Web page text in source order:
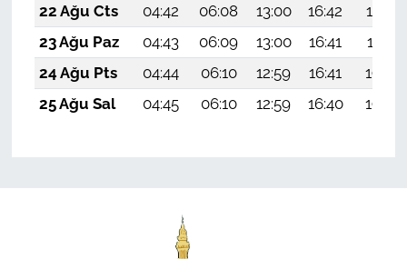
22 Ağu Cts
04:42 06:08 13:00 16:42
19:42
23 Ağu Paz
04:43 06:09 13:00 16:41
19:41
24 Ağu Pts
04:44 06:10 12:59 16:41
19:39
25 Ağu Sal
04:45 06:10 12:59 16:40 19:38